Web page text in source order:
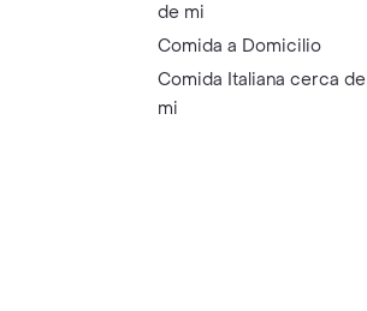
de mi
Comida a Domicilio
Comida Italiana cerca de
mi